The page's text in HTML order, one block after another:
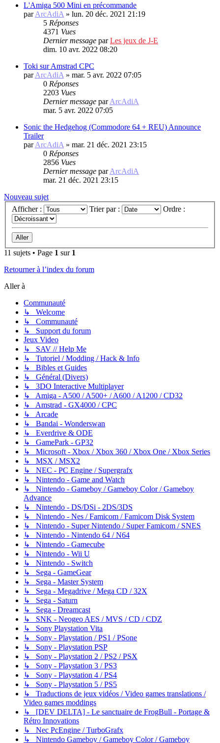
L'Amiga 500 Mini en précommande
parArcAdiA » lun. 20 déc. 2021 21:19
5 Réponses
4371 Vues
Dernier message parLes jeux de J-E
dim. 10 avr. 2022 08:20
Toki sur Amstrad CPC
parArcAdiA » mar. 5 avr. 2022 07:05
0 Réponses
2203 Vues
Dernier message parArcAdiA
mar. 5 avr. 2022 07:05
Sonic the Hedgehog (Commodore 64 + REU) Announce
Trailer
parArcAdiA » mar. 21 déc. 2021 23:15
0 Réponses
2856 Vues
Dernier message parArcAdiA
mar. 21 déc. 2021 23:15
Nouveau sujet
Afficher :
Trier par : Ordre :
11 sujets • Page 1 sur 1
Retourner à l’index du forum
Aller à
Communauté
↳ Welcome
↳ Communauté
↳ Support du forum
Jeux Video
↳ SAV // Help Me
↳ Tutoriel / Modding / Hack & Info
↳ Bibles et Guides
↳ Général (Divers)
↳ 3DO Interactive Multiplayer
↳ Amiga - A500 / A500+ / A600 / A1200 / CD32
↳ Amstrad - GX4000 / CPC
↳ Arcade
↳ Bandai - Wonderswan
↳ Everdrive & ODE
↳ GamePark - GP32
↳ Microsoft - Xbox / Xbox 360 / Xbox One / Xbox Series
↳ MSX / MSX2
↳ NEC - PC Engine / Supergrafx
↳ Nintendo - Game and Watch
↳ Nintendo - Gameboy / Gameboy Color / Gameboy
Advance
↳ Nintendo - DS/DSi - 2DS/3DS
↳ Nintendo - Nes / Famicom / Famicom Disk System
↳ Nintendo - Super Nintendo / Super Famicom / SNES
↳ Nintendo - Nintendo 64 / N64
↳ Nintendo - Gamecube
↳ Nintendo - Wii U
↳ Nintendo - Switch
↳ Sega - GameGear
↳ Sega - Master System
↳ Sega - Megadrive / Mega CD / 32X
↳ Sega - Saturn
↳ Sega - Dreamcast
↳ SNK - Neogeo AES / MVS / CD / CDZ
↳ Sony Playstation Vita
↳ Sony - Playstation / PS1 / PSone
↳ Sony - Playstation PSP
↳ Sony - Playstation 2 / PS2 / PSX
↳ Sony - Playstation 3 / PS3
↳ Sony - Playstation 4 / PS4
↳ Sony - Playstation 5 / PS5
↳ Traductions de jeux vidéos / Video games translations /
Video games moddings
↳ [DEV DELTA] - Le sanctuaire de FrogBull - Portage &
Rétro Innovations
↳ Nec PcEngine / TurboGrafx
↳ Nintendo Gameboy / Gameboy Color / Gameboy